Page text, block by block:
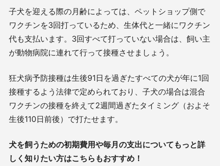
子犬を迎える際の月齢によっては、ペットショップ側で
ワクチンを3回打っているため、生体代と一緒にワクチン
代も支払います。3回すべて打っていない場合は、飼い主
が動物病院に連れて行って接種させましょう。
狂犬病予防接種は生後91日を過ぎたすべての犬が年に1回
接種するよう法律で定められており、子犬の場合は混合
ワクチンの接種を終えて2週間過ぎたタイミング（およそ
生後110日前後）で打たせます。
犬を飼うための初期費用や毎月の支出についてもっと詳
しく知りたい方はこちらもおすすめ！